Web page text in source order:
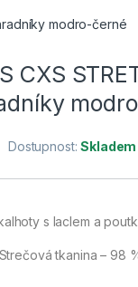
modro-černé
CXS
Dostupnost:Skladem
s laclem a
tkanina – 98